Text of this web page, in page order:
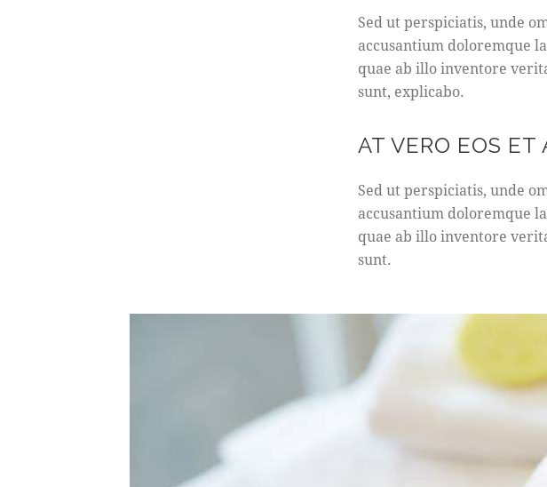
Sed ut perspiciatis, unde
accusantium doloremque
quae ab illo inventore
sunt, explicabo.
AT VERO EOS ET
Sed ut perspiciatis, unde
accusantium doloremque
quae ab illo inventore
sunt.